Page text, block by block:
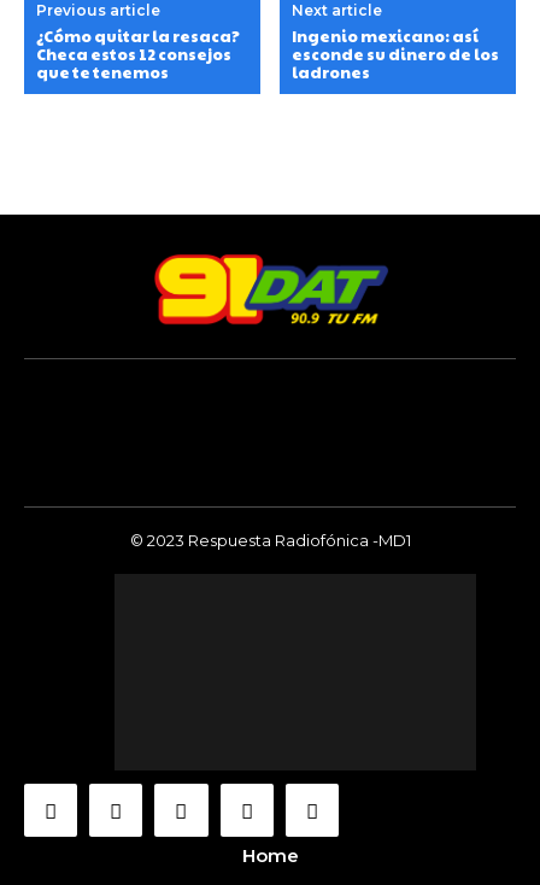
Previous article
¿Cómo quitar la resaca?
Checa estos 12 consejos
que te tenemos
Next article
Ingenio mexicano: así
esconde su dinero de los
ladrones
© 2023 Respuesta Radiofónica -MD1
Home